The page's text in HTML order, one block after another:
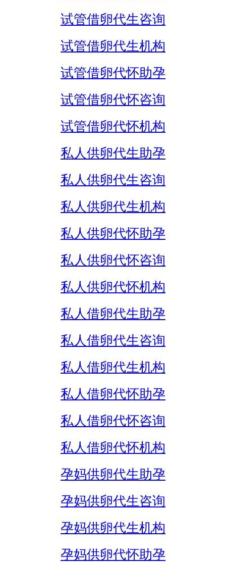
试管借卵代生咨询
试管借卵代生机构
试管借卵代怀助孕
试管借卵代怀咨询
试管借卵代怀机构
私人供卵代生助孕
私人供卵代生咨询
私人供卵代生机构
私人供卵代怀助孕
私人供卵代怀咨询
私人供卵代怀机构
私人借卵代生助孕
私人借卵代生咨询
私人借卵代生机构
私人借卵代怀助孕
私人借卵代怀咨询
私人借卵代怀机构
孕妈供卵代生助孕
孕妈供卵代生咨询
孕妈供卵代生机构
孕妈供卵代怀助孕